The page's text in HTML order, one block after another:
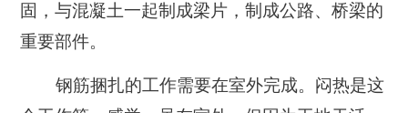
固，与混凝土一起制成梁片，制成公路、桥梁的
重要部件。
钢筋捆扎的工作需要在室外完成。闷热是这